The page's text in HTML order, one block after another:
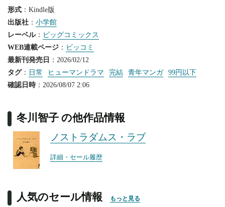
形式 ：Kindle版
出版社 ： 小学館
レーベル： ビッグコミックス
WEB連載ページ ： ビッコミ
最新刊発売日 ：2026/02/12
タグ： 日常 ヒューマンドラマ 完結 青年マンガ
99円以下
確認日時：2026/08/07 2:06
冬川智子 の他作品情報
ノストラダムス・ラブ
詳細・セール履歴
人気のセール情報 もっと見る